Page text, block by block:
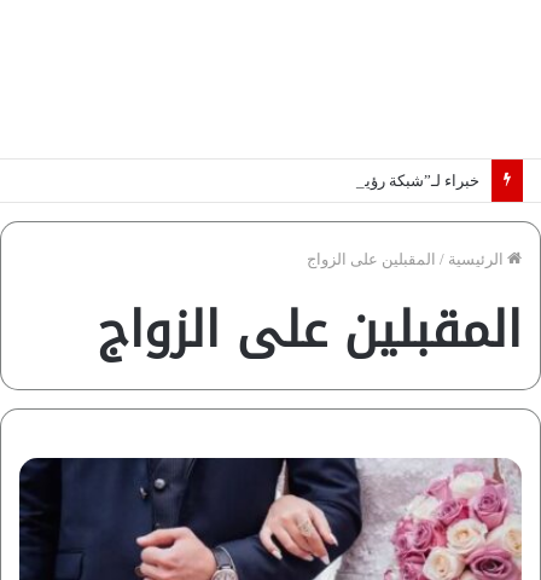
خبراء لـ”شبكة رؤية”: «اتفاق مكة» يغيّر قواعد اللعبة بالشرق الأوسط
الرئيسية / المقبلين على الزواج
المقبلين على الزواج